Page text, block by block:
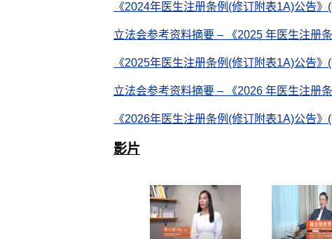
《2024年医生注册条例(修订附表1A)公告
立法会参考资料摘要 – 《2025 年医生注册
《2025年医生注册条例(修订附表1A)公告
立法会参考资料摘要 – 《2026 年医生注册
《2026年医生注册条例(修订附表1A)公告
影片